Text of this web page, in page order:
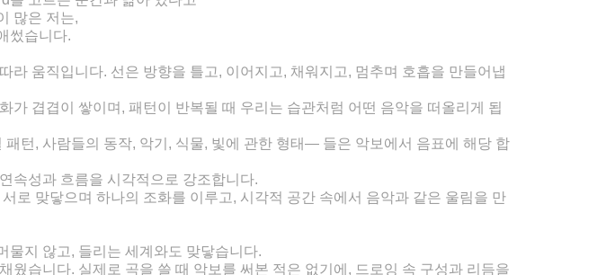
많은 저는,
썼습니다.
라 움직입니다. 선은 방향을 틀고, 이어지고, 채워지고, 멈추며 호흡을 만들어냅
가 겹겹이 쌓이며, 패턴이 반복될 때 우리는 습관처럼 어떤 음악을 떠올리게 됩
턴, 사람들의 동작, 악기, 식물, 빛에 관한 형태— 들은 악보에서 음표에 해당 합
속성과 흐름을 시각적으로 강조합니다.
로 맞닿으며 하나의 조화를 이루고, 시각적 공간 속에서 음악과 같은 울림을 만
물지 않고, 들리는 세계와도 맞닿습니다.
웠습니다. 실제로 곡을 쓸 때 악보를 써본 적은 없기에, 드로잉 속 구성과 리듬을